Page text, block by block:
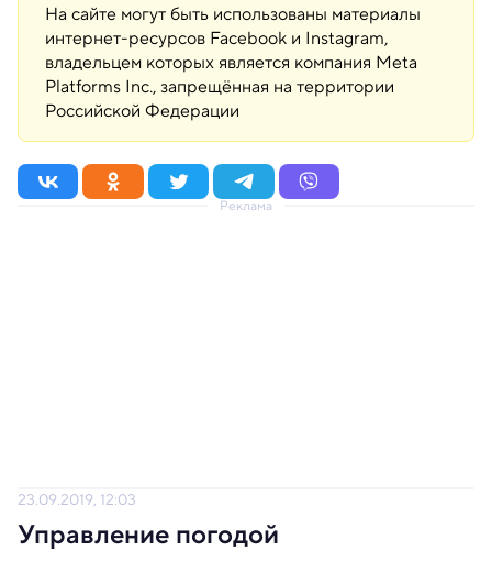
На сайте могут быть использованы материалы
интернет-ресурсов Facebook и Instagram,
владельцем которых является компания Meta
Platforms Inc., запрещённая на территории
Российской Федерации
Реклама
23.09.2019, 12:03
Управление погодой